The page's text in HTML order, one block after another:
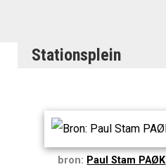
Stationsplein
bron: Paul Stam PAØK